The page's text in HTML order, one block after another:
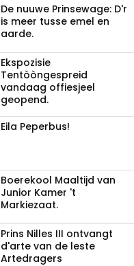
De nuuwe Prinsewage: D'r
is meer tusse emel en
aarde.
Ekspozisie
Tentòòngespreid
vandaag offiesjeel
geopend.
Eila Peperbus!
Boerekool Maaltijd van
Junior Kamer 't
Markiezaat.
Prins Nilles III ontvangt
d'arte van de leste
Artedragers